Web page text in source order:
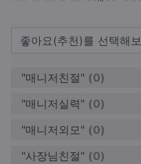
"매니저친절" (0)
"매니저실력" (0)
"매니저외모" (0)
"사장님친절" (0)